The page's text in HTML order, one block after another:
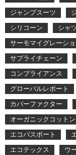
ジャンプスーツ
シリコーン
シャ
サーモマイグレーシ
サプライチェーン
コンプライアンス
グローバルレポート
カバーファクター
オーガニックコットン
エコパスポート
エコテックス
ウ